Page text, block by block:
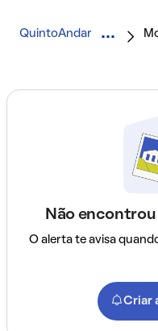
QuintoAndar
Não encontrou
O alerta te avisa
Criar